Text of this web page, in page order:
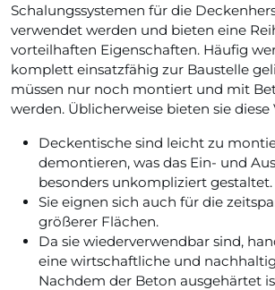
Schalungssystemen für die
verwendet werden und bieten eine
vorteilhaften Eigenschaften. Häufig
komplett einsatzfähig zur Baustelle
müssen nur noch montiert und mit
werden. Üblicherweise bieten sie diese
Deckentische sind leicht zu
demontieren, was das Ein- und
besonders unkompliziert gestaltet.
Sie eignen sich auch für die
größerer Flächen.
Da sie wiederverwendbar sind,
eine wirtschaftliche und
Nachdem der Beton ausgehärtet